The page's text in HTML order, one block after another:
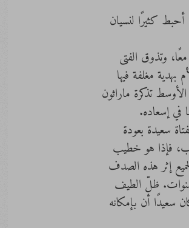
كثيرًا لنسيان
وتذوق الفتى
مغلفة فيها
تذكرة ماراثون
في إسعاده.
سعيدة بعودة
فإذا هو خطيب
إثر هذه الصدف
سنوات. ظلّ الطيف
سعيدًا أن بإمكانه